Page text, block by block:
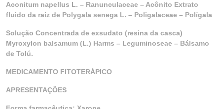
Aconitum napellus L. – Ranunculaceae – Acônito Extrato
fluido da raiz de Polygala senega L. – Poligalaceae – Polígala
Solução Concentrada de exsudato (resina da casca)
Myroxylon balsamum (L.) Harms – Leguminoseae – Bálsamo
de Tolú.
MEDICAMENTO FITOTERÁPICO
APRESENTAÇÕES